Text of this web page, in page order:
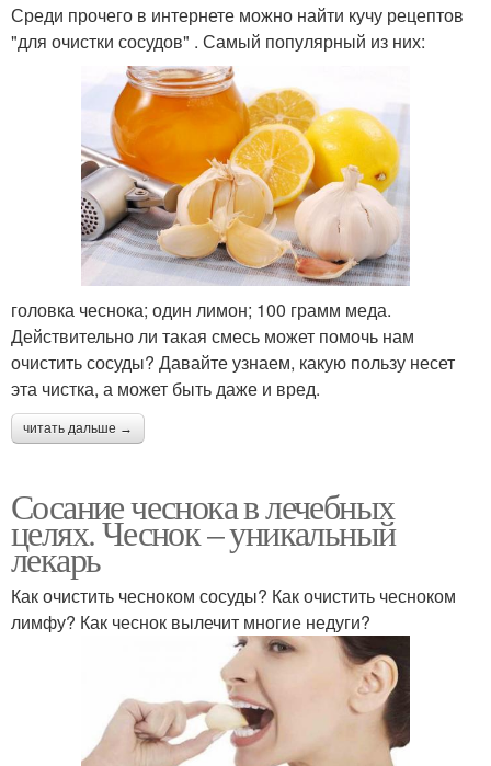
Среди прочего в интернете можно найти кучу рецептов
"для очистки сосудов" . Самый популярный из них:
головка чеснока; один лимон; 100 грамм меда.
Действительно ли такая смесь может помочь нам
очистить сосуды? Давайте узнаем, какую пользу несет
эта чистка, а может быть даже и вред.
читать дальше →
Сосание чеснока в лечебных
целях. Чеснок – уникальный
лекарь
Как очистить чесноком сосуды? Как очистить чесноком
лимфу? Как чеснок вылечит многие недуги?